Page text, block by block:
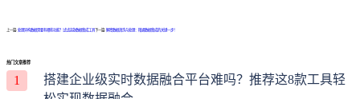
上一篇: 处理异构数据需要有哪些功能？试试这款数据集成工具 下一篇: 解密数据清洗与处理：精通数据集成的关键一步！
热门文章推荐
1
搭建企业级实时数据融合平台难吗？推荐这8款工具轻